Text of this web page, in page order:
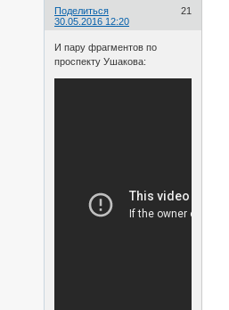
Поделиться
21
30.05.2016 12:20
И пару фрагментов по
проспекту Ушакова: